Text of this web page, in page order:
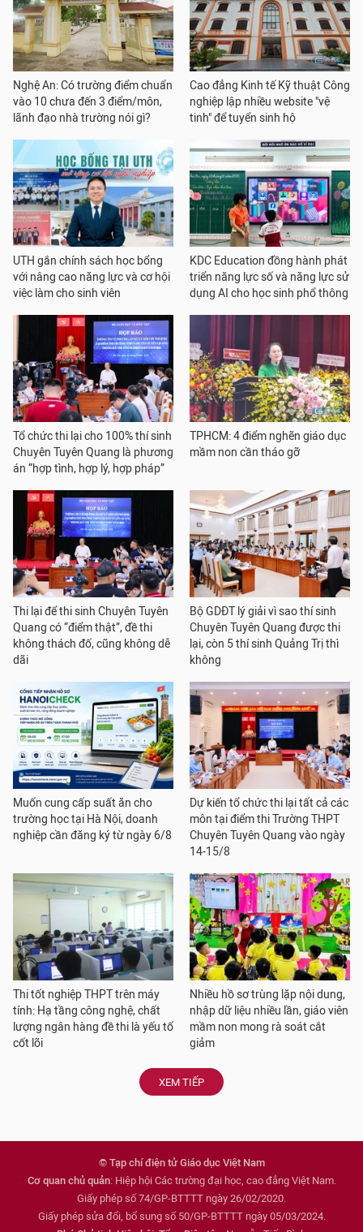
Nghệ An: Có trường điểm chuẩn
vào 10 chưa đến 3 điểm/môn,
lãnh đạo nhà trường nói gì?
Cao đẳng Kinh tế Kỹ thuật Công
nghiệp lập nhiều website "vệ
tinh" để tuyển sinh hộ
UTH gắn chính sách học bổng
với nâng cao năng lực và cơ hội
việc làm cho sinh viên
KDC Education đồng hành phát
triển năng lực số và năng lực sử
dụng AI cho học sinh phổ thông
Tổ chức thi lại cho 100% thí sinh
Chuyên Tuyên Quang là phương
án “hợp tình, hợp lý, hợp pháp”
TPHCM: 4 điểm nghẽn giáo dục
mầm non cần tháo gỡ
Thi lại để thi sinh Chuyên Tuyên
Quang có “điểm thật”, đề thi
không thách đố, cũng không dễ
dãi
Bộ GDĐT lý giải vì sao thí sinh
Chuyên Tuyên Quang được thi
lại, còn 5 thí sinh Quảng Trị thì
không
Muốn cung cấp suất ăn cho
trường học tại Hà Nội, doanh
nghiệp cần đăng ký từ ngày 6/8
Dự kiến tổ chức thi lại tất cả các
môn tại điểm thi Trường THPT
Chuyên Tuyên Quang vào ngày
14-15/8
Thi tốt nghiệp THPT trên máy
tính: Hạ tầng công nghệ, chất
lượng ngân hàng đề thi là yếu tố
cốt lõi
Nhiều hồ sơ trùng lặp nội dung,
nhập dữ liệu nhiều lần, giáo viên
mầm non mong rà soát cắt
giảm
XEM TIẾP
© Tạp chí điện tử Giáo dục Việt Nam
Cơ quan chủ quản: Hiệp hội Các trường đại học, cao đẳng Việt Nam.
Giấy phép số 74/GP-BTTTT ngày 26/02/2020.
Giấy phép sửa đổi, bổ sung số 50/GP-BTTTT ngày 05/03/2024.